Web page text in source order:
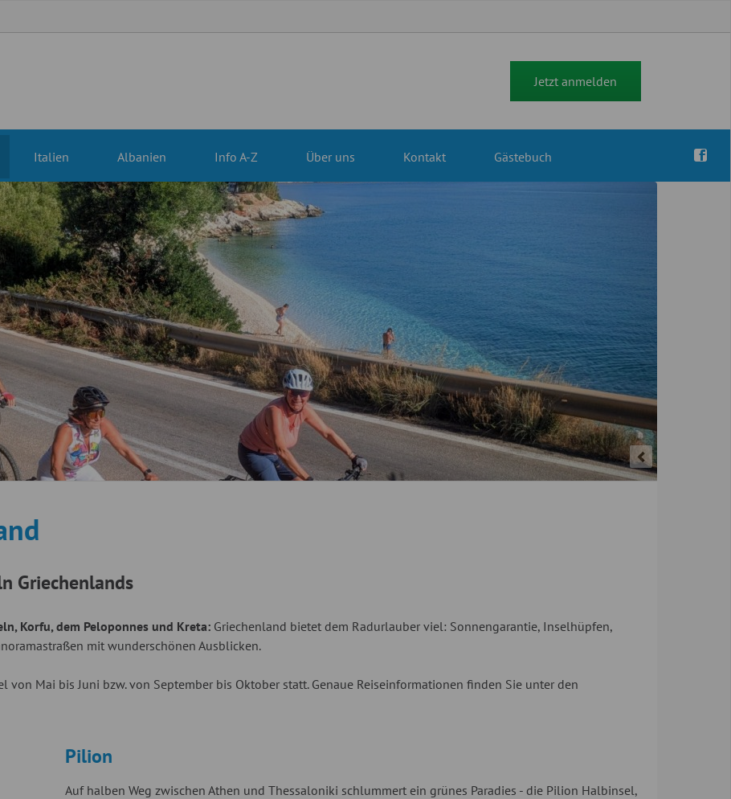
Jetzt anmelden
Italien Albanien Info A-Z Über uns Kontakt Gästebuch
Griechenlands
Korfu, dem Peloponnes und Kreta: Griechenland bietet dem Radurlauber viel: Sonnengarantie, Inselhüpfen,
mit wunderschönen Ausblicken.
von Mai bis Juni bzw. von September bis Oktober statt. Genaue Reiseinformationen finden Sie unter den
Pilion
Auf halben Weg zwischen Athen und Thessaloniki schlummert ein grünes Paradies - die Pilion Halbinsel,